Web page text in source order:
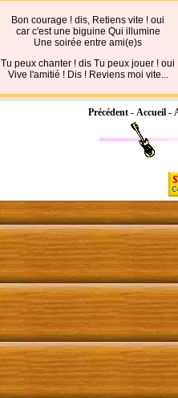
Bon courage ! dis, Retiens vite ! oui
car c'est une biguine Qui illumine
Une soirée entre ami(e)s
Tu peux chanter ! dis Tu peux jouer ! oui
Vive l'amitié ! Dis ! Reviens moi vite...
Précédent - Accueil -